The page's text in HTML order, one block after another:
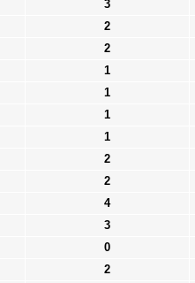
3
2
2
1
1
1
1
2
2
4
3
0
2